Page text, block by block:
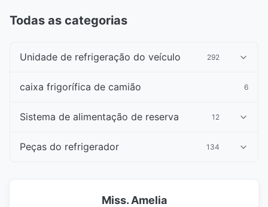
Todas as categorias
Unidade de refrigeração do veículo 292
caixa frigorífica de camião 6
Sistema de alimentação de reserva 12
Peças do refrigerador 134
Miss. Amelia